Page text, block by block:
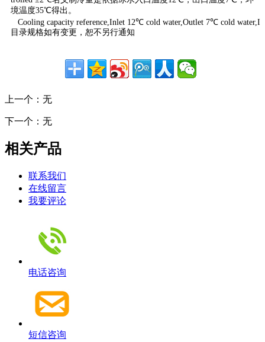
境温度35℃得出。
Cooling capacity reference,Inlet 12℃ cold water,Outlet 7℃ cold
目录规格如有变更，恕不另行通知
上一个： 无
下一个： 无
相关产品
联系我们
在线留言
我要评论
电话咨询
短信咨询